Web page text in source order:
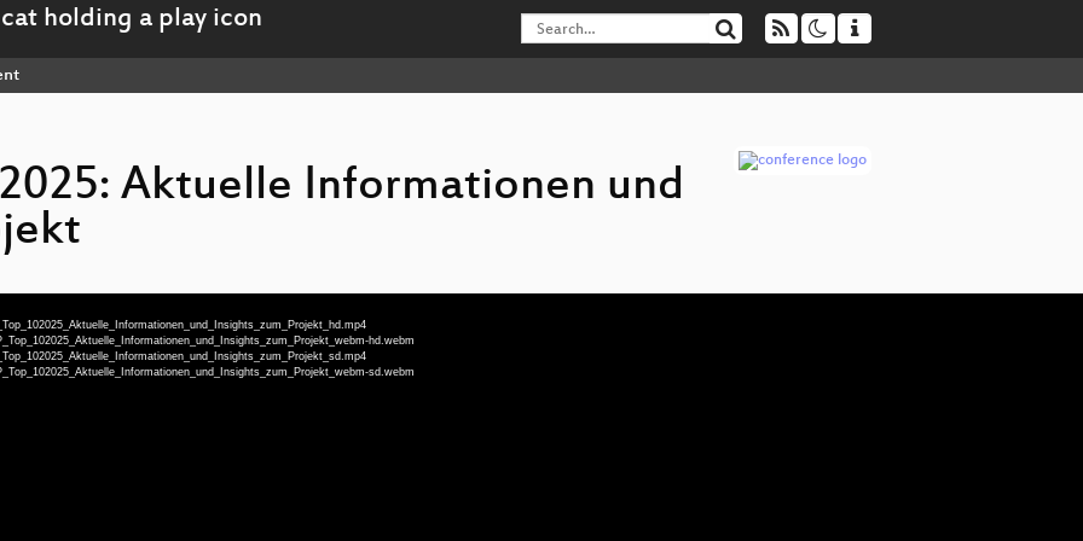
Aktuelle Informationen und
hd.webm
sd.webm